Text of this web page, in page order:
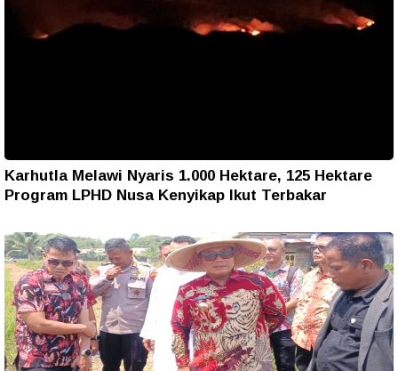
Karhutla Melawi Nyaris 1.000 Hektare, 125 Hektare
Program LPHD Nusa Kenyikap Ikut Terbakar